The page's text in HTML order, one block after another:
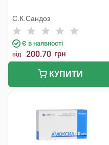
С.К.Сандоз
Є в наявності
від 200.70 грн
КУПИТИ